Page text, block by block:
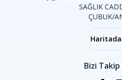
SAĞLIK
ÇUBUK/
Haritada
Bizi Takip